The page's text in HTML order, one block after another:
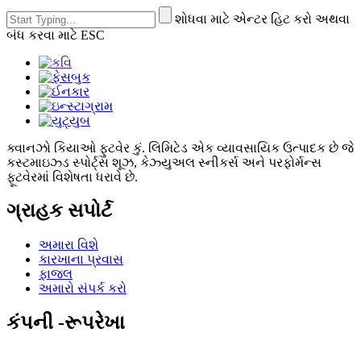
શોધવા માટે એન્ટર હિટ કરો અથવા
બંધ કરવા માટે ESC
ક્વાનઝો કિયાઓ ફુટવેર કું. લિમિટેડ એક વ્યાવસાયિક ઉત્પાદક છે જે
કસ્ટમાઇઝ્ડ સ્પોર્ટ્સ શૂઝ, કેઝ્યુઅલ સ્નીકર્સ અને પરફોર્મન્સ
ફૂટવેરમાં વિશેષતા ધરાવે છે.
ગ્રાહક સપોર્ટ
અમારા વિશે
કારખાના પ્રવાસ
ફાજલ
અમારો સંપર્ક કરો
કંપની -રૂપરેખા